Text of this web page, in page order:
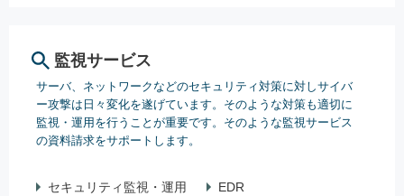
監視サービス
サーバ、ネットワークなどのセキュリティ対策に対しサイバ
ー攻撃は日々変化を遂げています。そのような対策も適切に
監視・運用を行うことが重要です。そのような監視サービス
の資料請求をサポートします。
セキュリティ監視・運用
EDR